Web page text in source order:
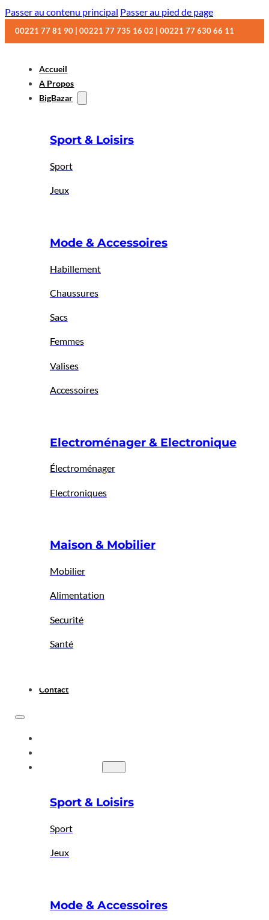
Passer au contenu principal Passer au pied de page
00221 77 81 90 | 00221 77 735 16 02 | 00221 77 630 66 11
Accueil
A Propos
BigBazar
Sport & Loisirs
Sport
Jeux
Mode & Accessoires
Habillement
Chaussures
Sacs
Femmes
Valises
Accessoires
Electroménager & Electronique
Électroménager
Electroniques
Maison & Mobilier
Mobilier
Alimentation
Securité
Santé
Contact
Sport & Loisirs
Sport
Jeux
Mode & Accessoires